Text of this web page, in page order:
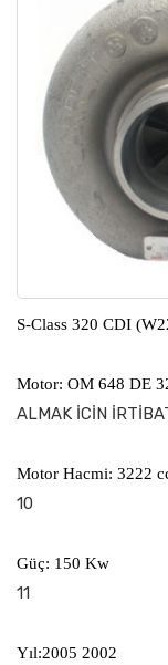
S-Class 320 CDI
Motor: OM 648
ALMAK İCİN
Motor
10
Güç:
11